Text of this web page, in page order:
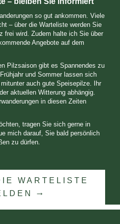
so gut ankommen. Viele
– über die Warteliste werden Sie
frei wird. Zudem halte ich Sie über
Angebote auf dem
Pilzsaison gibt es Spannendes zu
und Sommer lassen sich
auch gute Speisepilze. Ihr
aktuellen Witterung abhängig.
in diesen Zeiten
tragen Sie sich gerne in
mich darauf, Sie bald persönlich
zu dürfen.
WARTELISTE